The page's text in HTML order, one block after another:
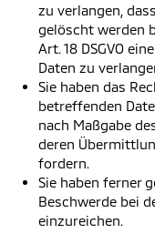
zu verlangen,
gelöscht werden
Art. 18 DSGVO
Daten zu
Sie haben das
betreffenden
nach Maßgabe
deren
fordern.
Sie haben ferner
Beschwerde bei
einzureichen.